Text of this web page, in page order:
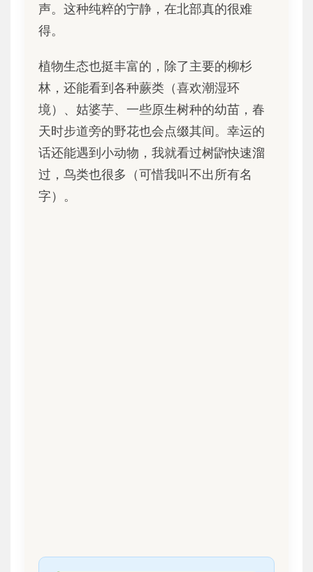
声。这种纯粹的宁静，在北部真的很难
得。
植物生态也挺丰富的，除了主要的柳杉
林，还能看到各种蕨类（喜欢潮湿环
境）、姑婆芋、一些原生树种的幼苗，春
天时步道旁的野花也会点缀其间。幸运的
话还能遇到小动物，我就看过树鼩快速溜
过，鸟类也很多（可惜我叫不出所有名
字）。